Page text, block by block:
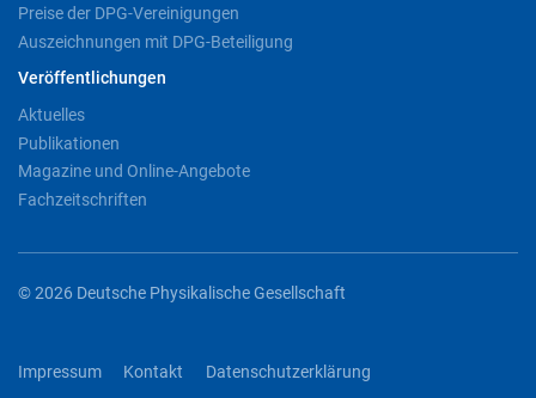
Preise der DPG-Vereinigungen
Auszeichnungen mit DPG-Beteiligung
Veröffentlichungen
Aktuelles
Publikationen
Magazine und Online-Angebote
Fachzeitschriften
© 2026 Deutsche Physikalische Gesellschaft
Impressum Kontakt Datenschutzerklärung